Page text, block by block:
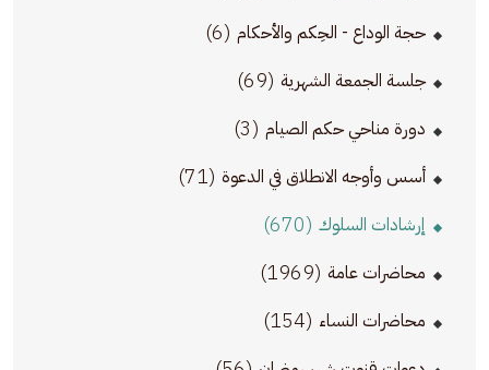
حجة الوداع - الحِكم والأحكام (6)
جلسة الجمعة الشهرية (69)
دورة مناحي حكم الصيام (3)
أسس وأوجه الانطلاق في الدعوة (71)
إرشادات السلوك (670)
محاضرات عامة (1969)
محاضرات النساء (154)